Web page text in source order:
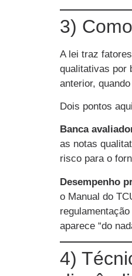
3)
A lei traz
qualitativas por
anterior,
Dois pontos
Banca
as notas
risco para o
Desempenho
o Manual do
aparece “do
4)